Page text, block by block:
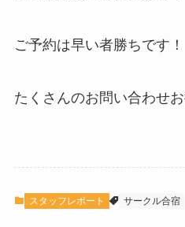
ご予約は早い者勝ちです！
たくさんのお問い合わせ
スタッフレポート サークル合宿